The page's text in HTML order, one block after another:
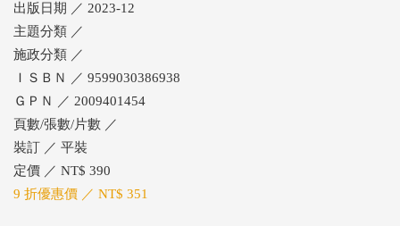
出版日期 ／ 2023-12
主題分類 ／
施政分類 ／
ＩＳＢＮ ／ 9599030386938
ＧＰＮ ／ 2009401454
頁數/張數/片數 ／
裝訂 ／ 平裝
定價 ／ NT$ 390
9 折優惠價 ／ NT$ 351